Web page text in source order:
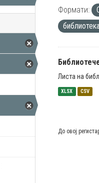
Формати:
Листа на
XLSX CSV
До овој